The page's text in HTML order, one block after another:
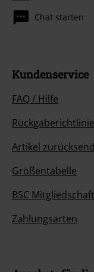
*4 Wochen gültig. Nur
kombinierbar. Nach
Unser
Ja, unser
Chat starten